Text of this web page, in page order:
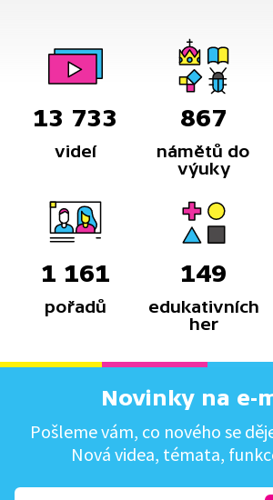
13 733
videí
867
námětů do
výuky
1 161
pořadů
149
edukativních
her
Novinky na e-
Pošleme vám, co nového se
Nová videa, témata,